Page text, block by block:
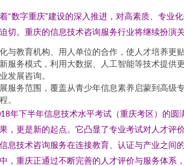
“数字重庆”建设的深入推进，对高素质、专业
切。重庆的信息技术咨询服务行业将继续扮演
与教育机构、用人单位的合作，使人才培养更
服务模式，利用大数据、人工智能等技术提供
发展咨询。
服务范围，覆盖从青少年信息素养启蒙到高级
。
年下半年信息技术水平考试（重庆考区）的圆
，更是新的起点。它凸显了专业考试对人才评
息技术咨询服务在连接教育、认证与产业之间
，重庆正通过不断完善的人才评价与服务体系